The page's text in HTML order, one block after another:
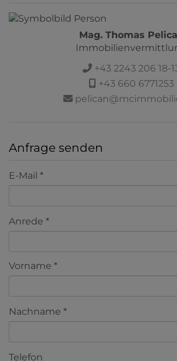
Mag. Thomas
+43 2243 206 18-
+43 660 6771253
Anfrage senden
E-Mail
Anrede
Vorname
Nachname
Telefon